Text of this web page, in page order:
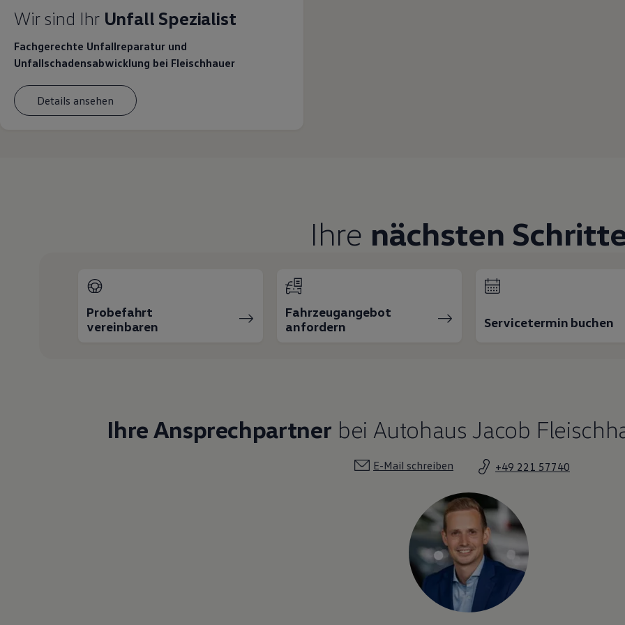
Wir sind Ihr Unfall Spezialist
Fachgerechte Unfallreparatur und
Unfallschadensabwicklung bei Fleischhauer
Details ansehen
Ihre nächsten
Probefahrt
vereinbaren
Fahrzeugangebot
anfordern
Servicetermin buchen
Ihre Ansprechpartner bei Autohaus Jacob
E-Mail schreiben +49 221 57740